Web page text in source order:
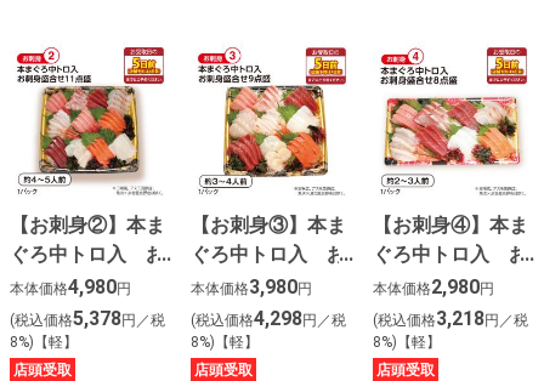
【お刺身②】本ま
ぐろ中トロ入 お
刺身盛合せ１１点
盛
本体価格4,980円
(税込価格5,378円／税
8%)【軽】
店頭受取
【お刺身③】本ま
ぐろ中トロ入 お
刺身盛合せ９点盛
本体価格3,980円
(税込価格4,298円／税
8%)【軽】
店頭受取
【お刺身④】本ま
ぐろ中トロ入 お
刺身盛合せ８点盛
本体価格2,980円
(税込価格3,218円／税
8%)【軽】
店頭受取